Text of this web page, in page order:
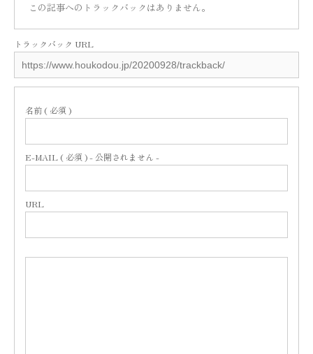
この記事へのトラックバックはありません。
トラックバック URL
名前 ( 必須 )
E-MAIL ( 必須 ) - 公開されません -
URL